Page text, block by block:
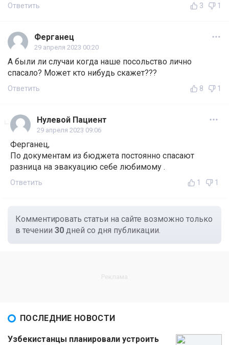
Ответить 3 1
Ферганец
29 апреля 2023 00:20
А были ли случаи когда наше посольство лично
спасало? Может кто нибудь скажет???
Ответить 8 1
Нулевой Пациент
29 апреля 2023 09:06
Ферганец,
По документам из бюджета постоянно спасают
разница на эвакуацию себе любимому .
Ответить 1 1
Комментировать статьи на сайте возможно только
в течении 30 дней со дня публикации.
ПОСЛЕДНИЕ НОВОСТИ
Узбекистанцы планировали устроить